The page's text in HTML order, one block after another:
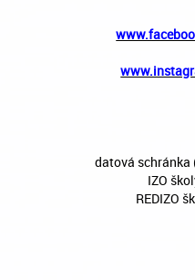
datová schránka
IZO
REDIZO